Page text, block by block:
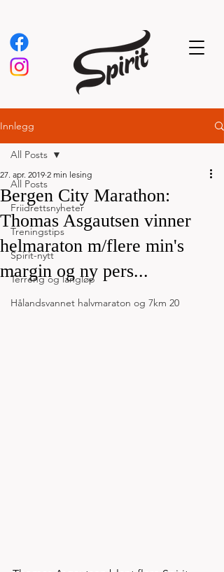
Innlegg
All Posts
Friidrettsnyheter
Treningstips
Spirit-nytt
Terreng og langløp
Hålandsvannet halvmaraton og 7km 20
All Posts
Bergen City Marathon:
Thomas Asgautsen vinner
helmaraton m/flere min's
margin og ny pers...
27. apr. 2019 2 min lesing